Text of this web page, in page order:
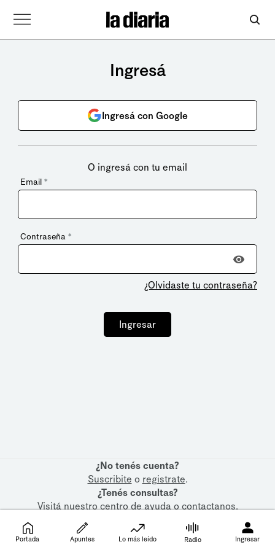
Ingresá
Ingresá con Google
O ingresá con tu email
Email *
Contraseña *
¿Olvidaste tu contraseña?
Ingresar
¿No tenés cuenta?
Suscribite o registrate.
¿Tenés consultas?
Visitá nuestrocentro de ayudaocontactanos.
Portada Apuntes Lo más leído Radio Ingresar